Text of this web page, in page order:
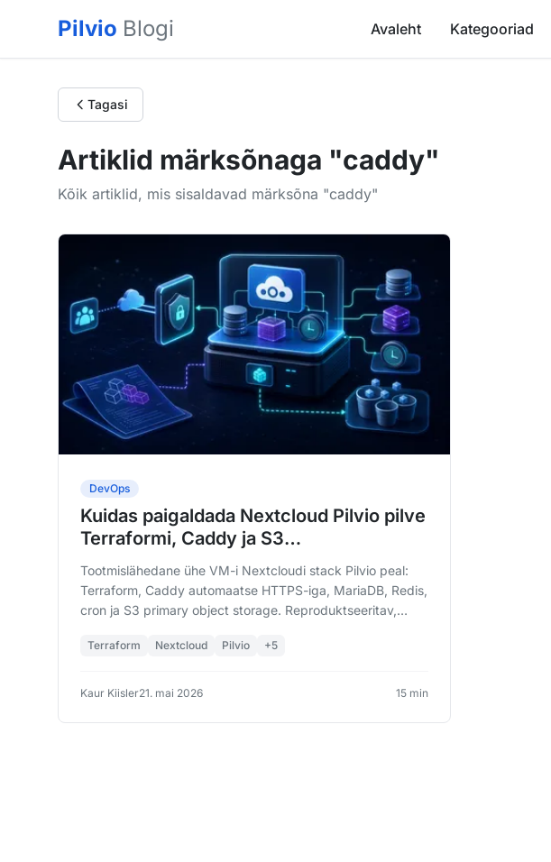
Pilvio Blogi Avaleht Kategooriad
Tagasi
Artiklid märksõnaga "caddy"
Kõik artiklid, mis sisaldavad märksõna "caddy"
DevOps
Kuidas paigaldada Nextcloud Pilvio pilve
Terraformi, Caddy ja S3
objektisalvestusega
Tootmislähedane ühe VM-i Nextcloudi stack Pilvio peal:
Terraform, Caddy automaatse HTTPS-iga, MariaDB, Redis,
cron ja S3 primary object storage. Reproduktseeritav,
Terraform Nextcloud Pilvio +5
Kaur Kiisler21. mai 2026 15 min